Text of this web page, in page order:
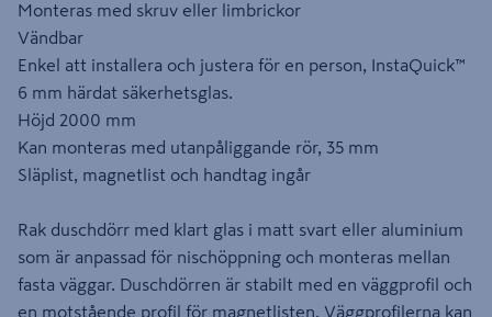
Monteras med skruv eller limbrickor
Vändbar
Enkel att installera och justera för en person, InstaQuick™
6 mm härdat säkerhetsglas.
Höjd 2000 mm
Kan monteras med utanpåliggande rör, 35 mm
Släplist, magnetlist och handtag ingår
Rak duschdörr med klart glas i matt svart eller aluminium
som är anpassad för nischöppning och monteras mellan
fasta väggar. Duschdörren är stabilt med en väggprofil och
en motstående profil för magnetlisten. Väggprofilerna kan